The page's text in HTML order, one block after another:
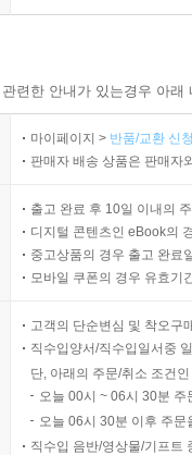
련한 안내가 있는경우 아
마이페이지 > 반품/교환 신
판매자 배송 상품은 판매자
출고 완료 후 10일 이내의
디지털 콘텐츠인 eBook의
중고상품의 경우 출고 완료
모바일 쿠폰의 경우 유효기
고객의 단순변심 및 착오구
직수입양서/직수입일서중
단, 아래의 주문/취소 조건
오늘 00시 ~ 06시 30분
오늘 06시 30분 이후 주
직수입 음반/영상물/기프트